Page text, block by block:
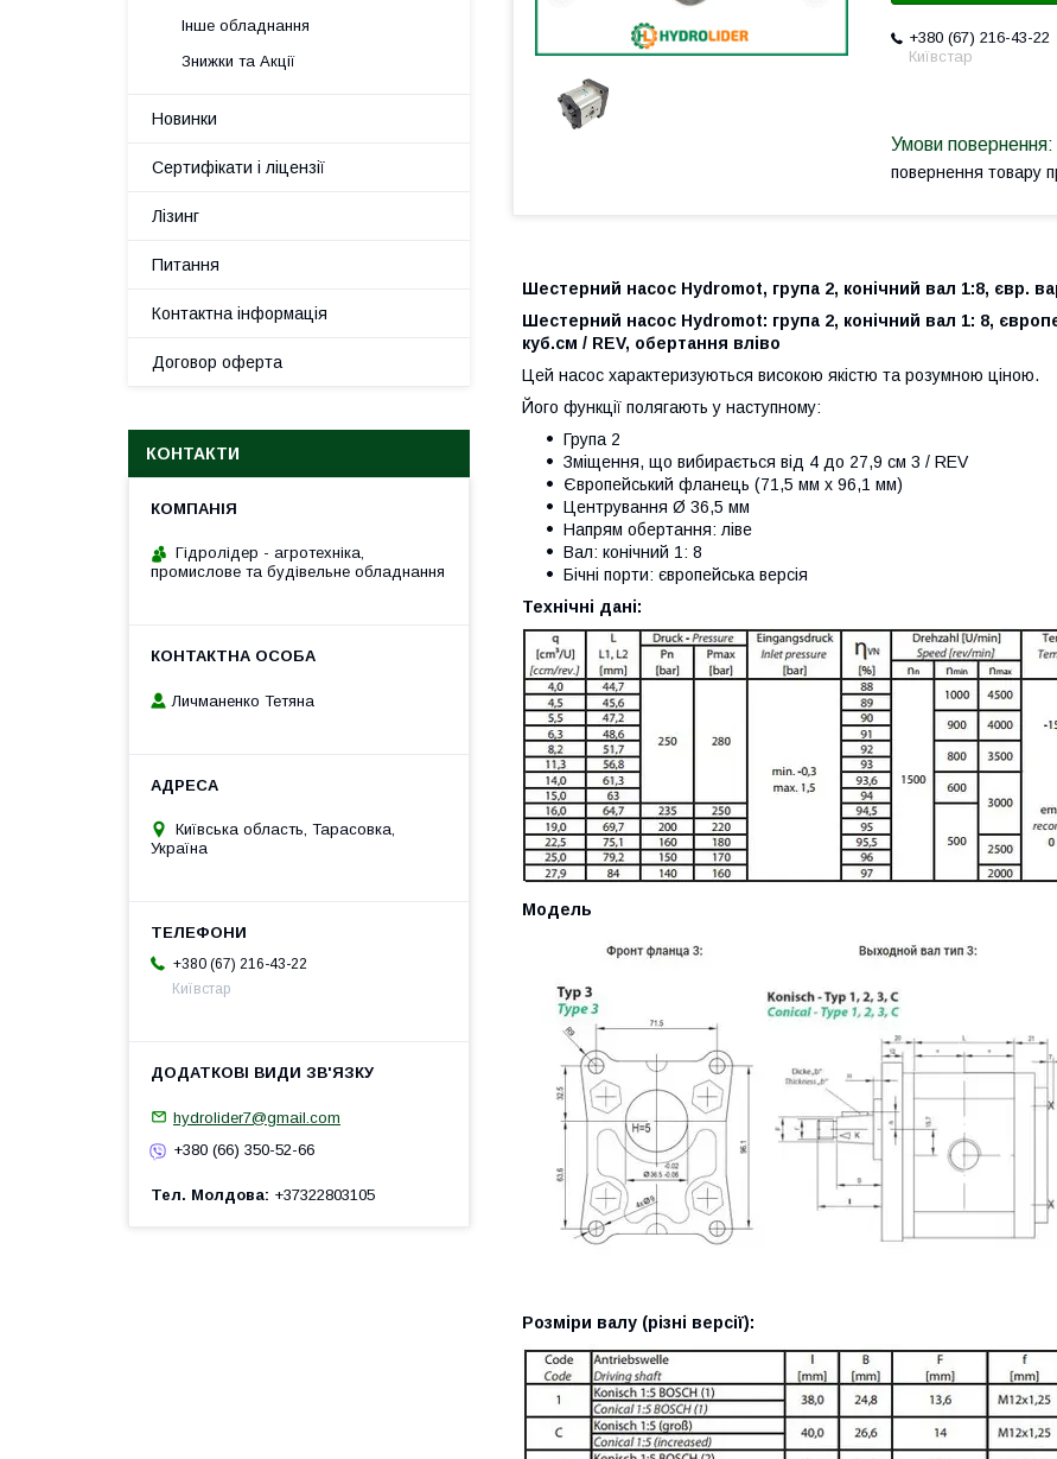
+380 (67) 216-43-22
Київстар
повернення товару
Шестерний насос Hydromot, група 2, конічний вал 1:8, євр.
Шестерний насос Hydromot: група 2, конічний вал 1: 8,
куб.см / REV, обертання вліво
Цей насос характеризуються високою якістю та розумною ціною.
Його функції полягають у наступному:
Група 2
Зміщення, що вибирається від 4 до 27,9 см 3 / REV
Європейський фланець (71,5 мм x 96,1 мм)
Центрування Ø 36,5 мм
Напрям обертання: ліве
Вал: конічний 1: 8
Бічні порти: європейська версія
Технічні дані:
Модель
Розміри валу (різні версії):
Інше обладнання
Знижки та Акції
Новинки
Сертифікати і ліцензії
Лізинг
Питання
Контактна інформація
Договор оферта
КОНТАКТИ
Гідролідер - агротехніка,
промислове та будівельне обладнання
Личманенко Тетяна
Київська область, Тарасовка,
Україна
+380 (67) 216-43-22
Київстар
hydrolider7@gmail.com
+380 (66) 350-52-66
Тел. Молдова +37322803105